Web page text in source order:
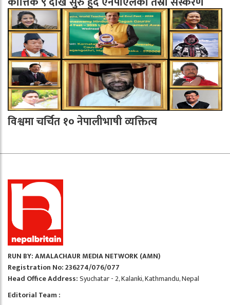
विश्वमा चर्चित १० नेपालीभाषी व्यक्तित्व
RUN BY: AMALACHAUR MEDIA NETWORK (AMN)
Registration No: 236274/076/077
Head Office Address:Syuchatar - 2, Kalanki, Kathmandu, Nepal
Editorial Team :